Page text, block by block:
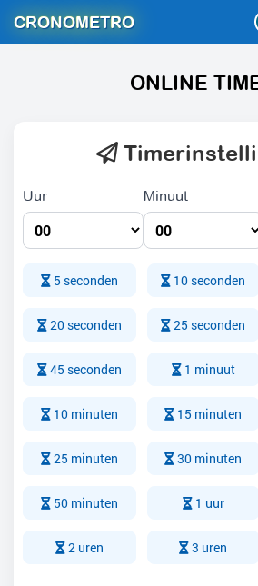
CRONOMETRO
ONLINE
Uur Minuut
5 seconden 10 seconden
20 seconden 25 seconden
45 seconden 1 minuut
10 minuten 15 minuten
25 minuten 30 minuten
50 minuten 1 uur
2 uren 3 uren